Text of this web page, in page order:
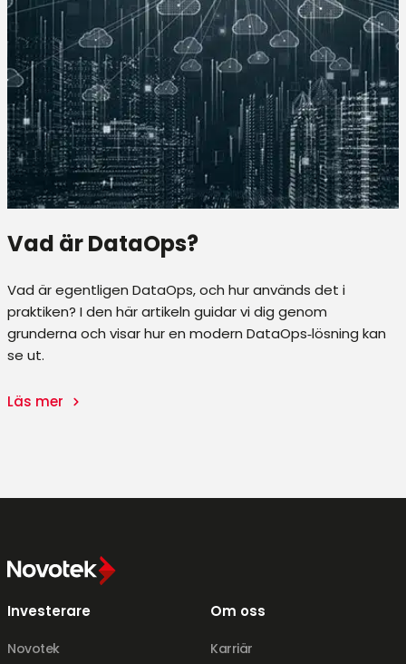
Vad är DataOps?
Vad är egentligen DataOps, och hur används det i
praktiken? I den här artikeln guidar vi dig genom
grunderna och visar hur en modern DataOps‑lösning kan
se ut.
Läs mer
Investerare
Novotek
Om oss
Karriär